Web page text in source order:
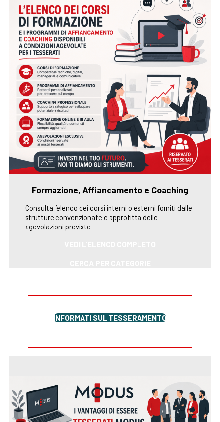
Formazione, Affiancamento e Coaching
Consulta l’elenco dei corsi interni o esterni forniti dalle
strutture convenzionate e approfitta delle
agevolazioni previste
INFORMATI SUL TESSERAMENTO